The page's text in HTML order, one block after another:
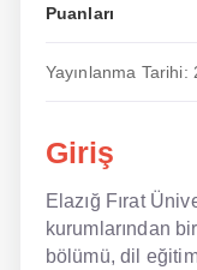
En Ucuz
Hızlı İngilizce
Puanları
Yayınlanma Tarihi:
Giriş
Elazığ Fırat
kurumlarından
bölümü, dil